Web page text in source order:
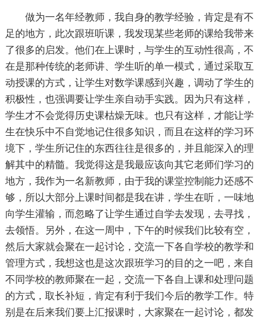
做为一名年经教师，我自身的教学经验，肯定是有不
足的地方，此次跟班听课，我发现某些老师的课给我带来
了很多的启发。他们在上课时，与学生的互动性很高，不
在是那种传统的老师讲、学生听的单一模式，通过采取互
动授课的方式，让学生对数学课感到兴趣，调动了学生的
积极性，也强调要让学生亲自动手实践。因为只有这样，
学生才不会觉得历史课枯燥无味。也只有这样，才能让学
生在快乐中不自觉地记住很多知识，而且在这样的学习环
境下，学生所记住的东西往往是很多的，并且能深入的理
解其中的精髓。我觉得这是我最应该向其它老师们学习的
地方，我作为一名新教师，由于我的课堂控制能力还感不
够，所以大部分上课时间都是我在讲，学生在听，一味地
向学生灌输，而忽略了让学生通过自学去发现，去寻找，
去领悟。另外，在这一周中，下午的时候我们比较有空，
然后大家就会聚在一起讨论，交流一下各自学校的教学和
管理方式，我想这也是这次跟班学习的目的之一吧，来自
不同学校的教师聚在一起，交流一下各自上课和处理问题
的方式，取长补短，肯定有利于我们今后的教学工作。特
别是在后来我们要上汇报课时，大家聚在一起讨论，都发